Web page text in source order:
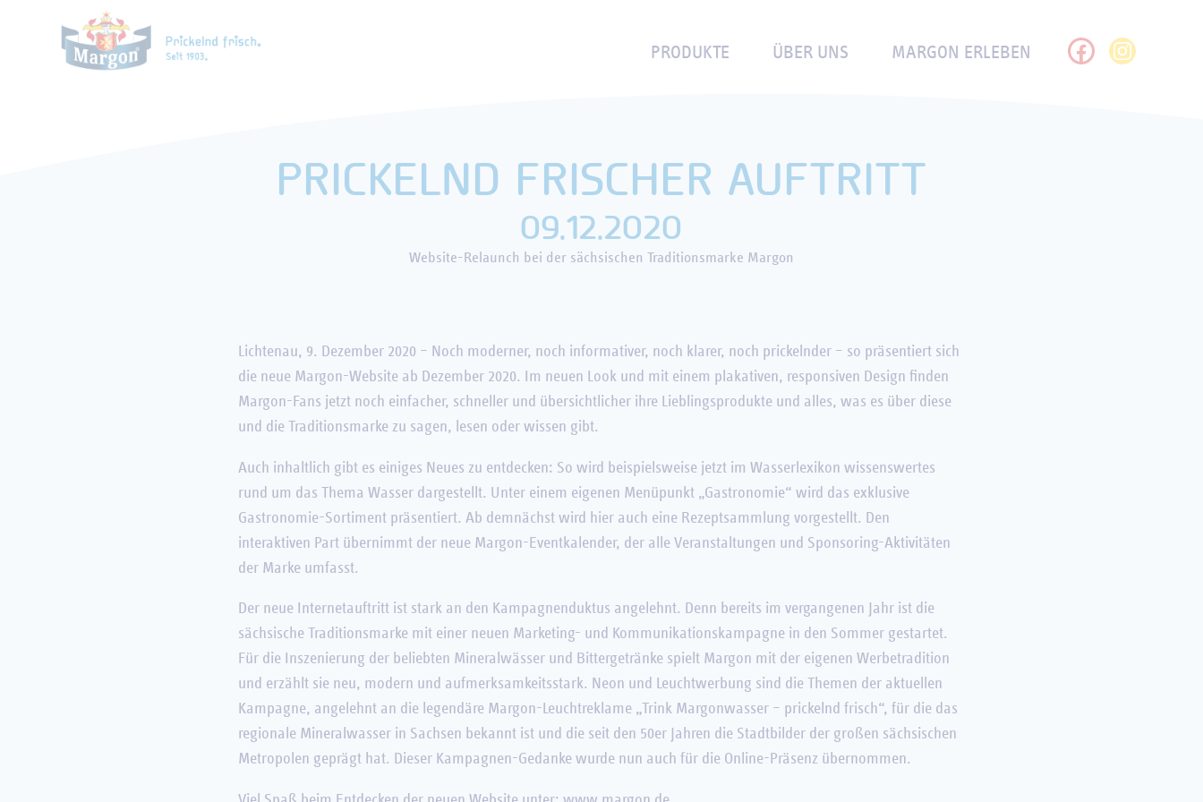
PRODUKTE
BITTERGETRÄNKE GASTRONOMIE
ÜBER UNS
REGIONALITÄT SPONSORING HISTORIE
MARGON ERLEBEN
EVENTKALENDER
PRICKELND FRISCHER AUFTRITT
09.12.2020
Website-Relaunch bei der sächsischen Traditionsmarke Margon
Lichtenau, 9. Dezember 2020 – Noch moderner, noch informativer, noch klarer, noch prickelnder – so präsentiert sich
die neue Margon-Website ab Dezember 2020. Im neuen Look und mit einem plakativen, responsiven Design finden
Margon-Fans jetzt noch einfacher, schneller und übersichtlicher ihre Lieblingsprodukte und alles, was es über diese
und die Traditionsmarke zu sagen, lesen oder wissen gibt.
Auch inhaltlich gibt es einiges Neues zu entdecken: So wird beispielsweise jetzt im Wasserlexikon wissenswertes
rund um das Thema Wasser dargestellt. Unter einem eigenen Menüpunkt „Gastronomie“ wird das exklusive
Gastronomie-Sortiment präsentiert. Ab demnächst wird hier auch eine Rezeptsammlung vorgestellt. Den
interaktiven Part übernimmt der neue Margon-Eventkalender, der alle Veranstaltungen und Sponsoring-Aktivitäten
der Marke umfasst.
Der neue Internetauftritt ist stark an den Kampagnenduktus angelehnt. Denn bereits im vergangenen Jahr ist die
sächsische Traditionsmarke mit einer neuen Marketing- und Kommunikationskampagne in den Sommer gestartet.
Für die Inszenierung der beliebten Mineralwässer und Bittergetränke spielt Margon mit der eigenen Werbetradition
und erzählt sie neu, modern und aufmerksamkeitsstark. Neon und Leuchtwerbung sind die Themen der aktuellen
Kampagne, angelehnt an die legendäre Margon-Leuchtreklame „Trink Margonwasser – prickelnd frisch“, für die das
regionale Mineralwasser in Sachsen bekannt ist und die seit den 50er Jahren die Stadtbilder der großen sächsischen
Metropolen geprägt hat. Dieser Kampagnen-Gedanke wurde nun auch für die Online-Präsenz übernommen.